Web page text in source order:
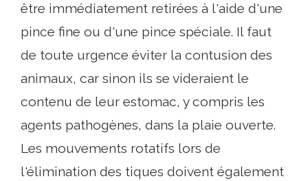
être immédiatement retirées à l'aide d'une
pince fine ou d'une pince spéciale. Il faut
de toute urgence éviter la contusion des
animaux, car sinon ils se videraient le
contenu de leur estomac, y compris les
agents pathogènes, dans la plaie ouverte.
Les mouvements rotatifs lors de
l'élimination des tiques doivent également